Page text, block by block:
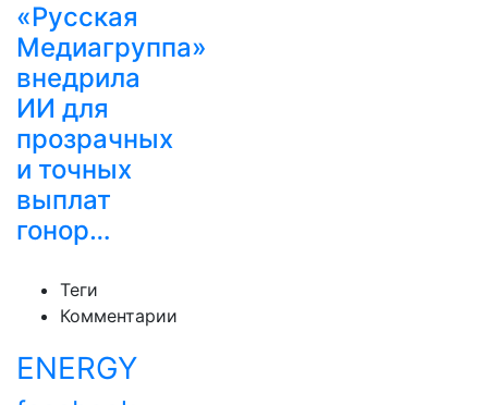
«Русская
Медиагруппа»
внедрила
ИИ для
прозрачных
и точных
выплат
гонор…
Теги
Комментарии
ENERGY